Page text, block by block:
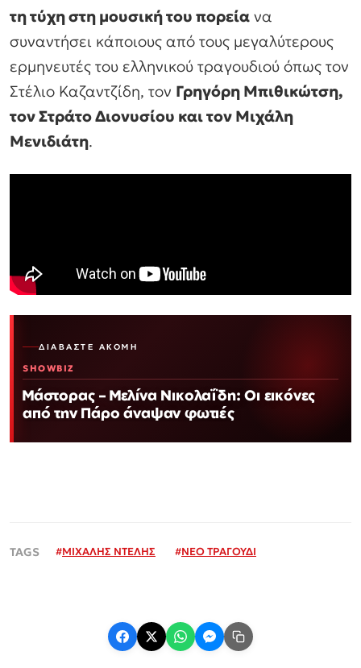
τη τύχη στη μουσική του πορεία να
συναντήσει κάποιους από τους μεγαλύτερους
ερμηνευτές του ελληνικού τραγουδιού όπως τον
Στέλιο Καζαντζίδη, τον Γρηγόρη Μπιθικώτση,
τον Στράτο Διονυσίου και τον Μιχάλη
Μενιδιάτη.
ΔΙΑΒΆΣΤΕ ΑΚΌΜΗ
SHOWBIZ
Μάστορας – Μελίνα Νικολαΐδη: Οι εικόνες
από την Πάρο άναψαν φωτιές
#ΜΙΧΑΛΗΣ ΝΤΕΛΗΣ #ΝΕΟ ΤΡΑΓΟΥΔΙ